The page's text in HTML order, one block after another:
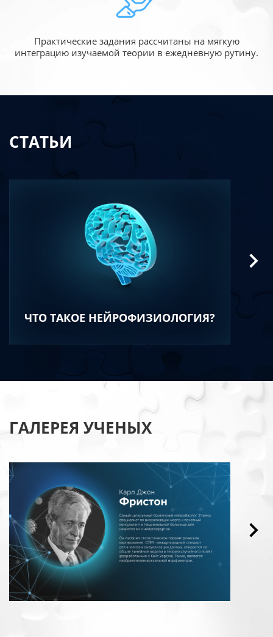
Практические задания рассчитаны на мягкую
интеграцию изучаемой теории в ежедневную рутину.
СТАТЬИ
ЧТО ТАКОЕ НЕЙРОФИЗИОЛОГИЯ?
ГАЛЕРЕЯ УЧЕНЫХ